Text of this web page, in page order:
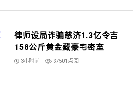
律师设局诈骗慈济1.3亿令吉
158公斤黄金藏豪宅密室
3小时前 37501点阅